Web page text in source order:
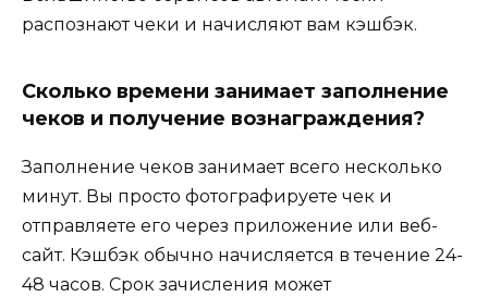
распознают чеки и начисляют вам кэшбэк.
Сколько времени занимает заполнение
чеков и получение вознаграждения?
Заполнение чеков занимает всего несколько
минут. Вы просто фотографируете чек и
отправляете его через приложение или веб-
сайт. Кэшбэк обычно начисляется в течение 24-
48 часов. Срок зачисления может